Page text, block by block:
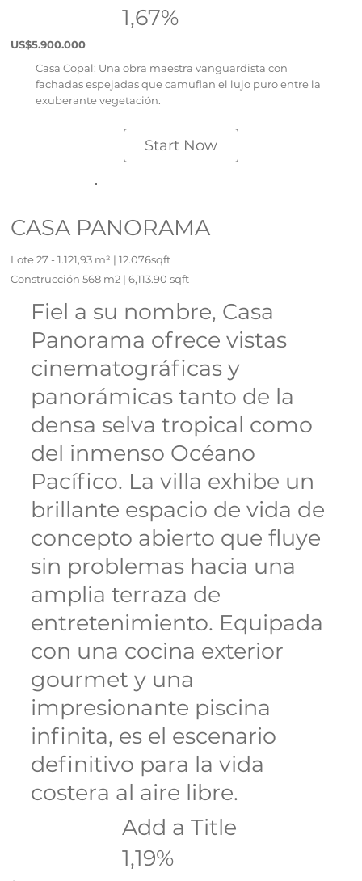
1,67%
US$5.900.000
Casa Copal: Una obra maestra vanguardista con
fachadas espejadas que camuflan el lujo puro entre la
exuberante vegetación.
Start Now
CASA PANORAMA
Fiel a su nombre, Casa
Panorama ofrece vistas
cinematográficas y
panorámicas tanto de la
densa selva tropical como
del inmenso Océano
Pacífico. La villa exhibe un
brillante espacio de vida de
concepto abierto que fluye
sin problemas hacia una
amplia terraza de
entretenimiento. Equipada
con una cocina exterior
gourmet y una
impresionante piscina
infinita, es el escenario
definitivo para la vida
costera al aire libre.
Lote 27 - 1.121,93 m² | 12.076sqft
Construcción 568 m2 | 6,113.90 sqft
Add a Title
1,19%